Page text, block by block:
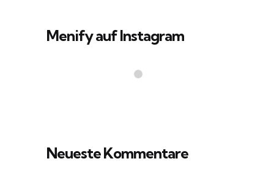
Menify auf Instagram
Neueste Kommentare